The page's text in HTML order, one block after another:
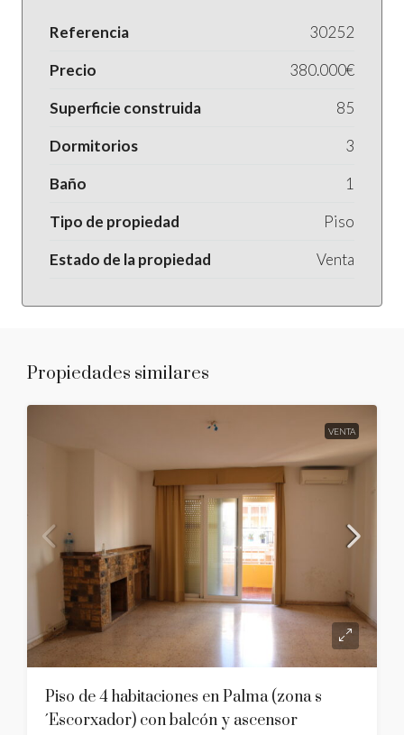
Referencia
30252
Precio
380.000€
Superficie construida
85
Dormitorios
3
Baño
1
Tipo de propiedad
Piso
Estado de la propiedad
Venta
Propiedades similares
VENTA
Piso de 4 habitaciones en Palma (zona s
´Escorxador) con balcón y ascensor